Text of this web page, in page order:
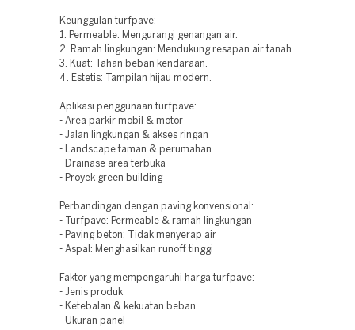
Keunggulan turfpave:
1. Permeable: Mengurangi genangan air.
2. Ramah lingkungan: Mendukung resapan air tanah.
3. Kuat: Tahan beban kendaraan.
4. Estetis: Tampilan hijau modern.
Aplikasi penggunaan turfpave:
- Area parkir mobil & motor
- Jalan lingkungan & akses ringan
- Landscape taman & perumahan
- Drainase area terbuka
- Proyek green building
Perbandingan dengan paving konvensional:
- Turfpave: Permeable & ramah lingkungan
- Paving beton: Tidak menyerap air
- Aspal: Menghasilkan runoff tinggi
Faktor yang mempengaruhi harga turfpave:
- Jenis produk
- Ketebalan & kekuatan beban
- Ukuran panel